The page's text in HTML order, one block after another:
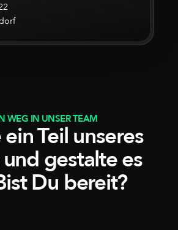
WEG IN UNSER TEAM
Teil unseres
gestalte es
Du bereit?